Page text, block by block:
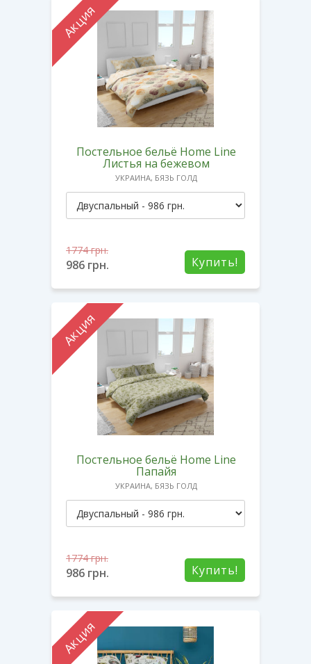
Акция
Постельное бельё Home Line
Листья на бежевом
УКРАИНА, БЯЗЬ ГОЛД
Купить!
1774грн.
986 грн.
Акция
Постельное бельё Home Line
Папайя
УКРАИНА, БЯЗЬ ГОЛД
Купить!
1774грн.
986 грн.
Акция